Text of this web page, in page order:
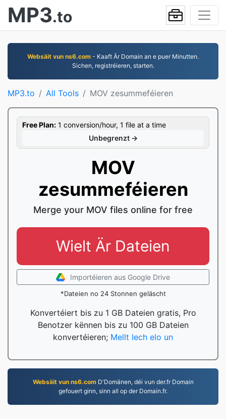
MP3.to
Websäit vun ns6.com - Kaaft Är Domain an e puer Minutten.
Sichen, registréieren, starten.
MP3.to All Tools MOV zesummeféieren
Free Plan: 1 conversion/hour, 1 file at a time
Unbegrenzt →
MOV
zesummeféieren
Merge your MOV files online for free
Wielt Är Dateien
Importéieren aus Google Drive
*Dateien no 24 Stonnen geläscht
Konvertéiert bis zu 1 GB Dateien gratis, Pro
Benotzer kënnen bis zu 100 GB Dateien
konvertéieren; Mellt Iech elo un
Websäit vun ns6.comD'Domänen, déi vun der.fr Domain
gefouert ginn, sinn all op der Domain.fr.